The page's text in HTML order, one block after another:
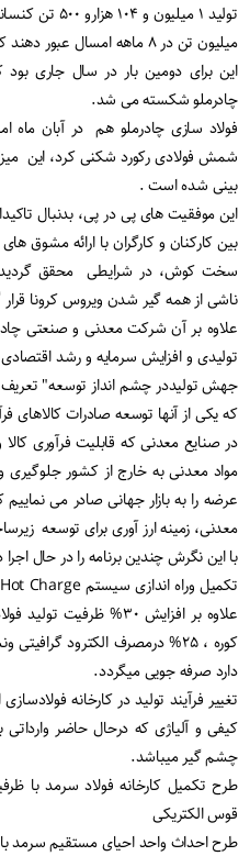
میلیون تن در ۸ ماهه امسال عبور دهند که موفقیت بزرگی بود .
این برای دومین بار در سال جاری
چادرملو شکسته می شد.
بینی شده است .
این موفقیت های پی در پی، بدنبال
بین کارکنان و کارگران با ارائه مشوق
سخت کوش، در شرایطی محقق
ناشی از همه گیر شدن ویروس کرونا قرار
علاوه بر آن شرکت معدنی و صنعتی
تولیدی و افزایش سرمایه و رشد
جهش تولیددر چشم انداز توسعه"
که یکی از آنها توسعه صادرات
در صنایع معدنی که قابلیت فرآوری
مواد معدنی به خارج از کشور
عرضه را به بازار جهانی صادر می نماییم
معدنی، زمینه ارز آوری برای توسعه
با این نگرش چندین برنامه را در حال اجرا
کوره ، ۲۵% درمصرف الکترود
دارد صرفه جویی میگردد.
تغییر فرآیند تولید در کارخانه
کیفی و آلیاژی که درحال حاضر وارداتی
چشم گیر میباشد.
قوس الکتریکی
طرح احداث واحد احیای مستقیم سرمد با ظرفیت ۸۰۰